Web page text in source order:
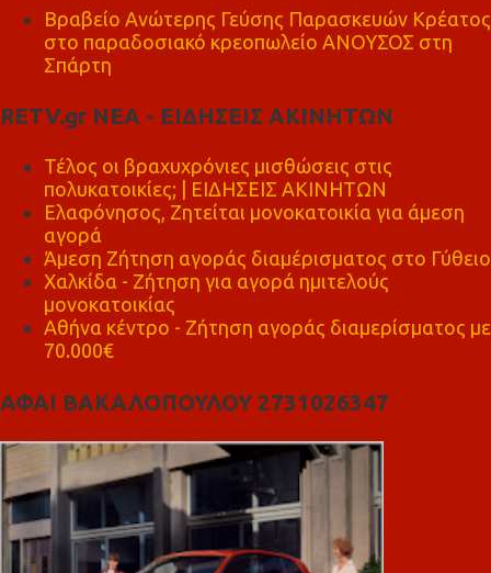
Βραβείο Ανώτερης Γεύσης Παρασκευών Κρέατος
στο παραδοσιακό κρεοπωλείο ΑΝΟΥΣΟΣ στη
Σπάρτη
RETV.gr ΝΕΑ - ΕΙΔΗΣΕΙΣ ΑΚΙΝΗΤΩΝ
Τέλος οι βραχυχρόνιες μισθώσεις στις
πολυκατοικίες; | ΕΙΔΗΣΕΙΣ ΑΚΙΝΗΤΩΝ
Ελαφόνησος, Ζητείται μονοκατοικία για άμεση
αγορά
Άμεση Ζήτηση αγοράς διαμέρισματος στο Γύθειο
Χαλκίδα - Ζήτηση για αγορά ημιτελούς
μονοκατοικίας
Αθήνα κέντρο - Ζήτηση αγοράς διαμερίσματος με
70.000€
ΑΦΑΙ ΒΑΚΑΛΟΠΟΥΛΟΥ 2731026347